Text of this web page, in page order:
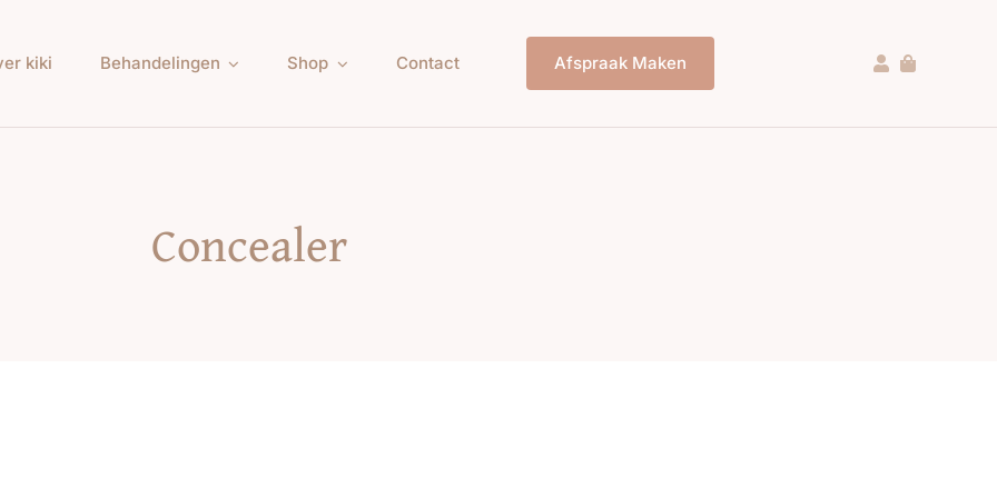
kiki Behandelingen Shop Contact Afspraak Maken
Concealer